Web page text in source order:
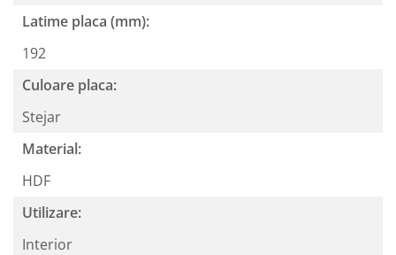
Latime placa (mm):
192
Culoare placa:
Stejar
Material:
HDF
Utilizare:
Interior